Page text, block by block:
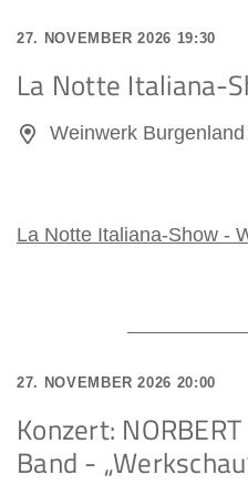
27. NOVEMBER 2026 19:30
La Notte Italiana-
Weinwerk Burgenland
La Notte Italiana-Show -
27. NOVEMBER 2026 20:00
Konzert:
Band -